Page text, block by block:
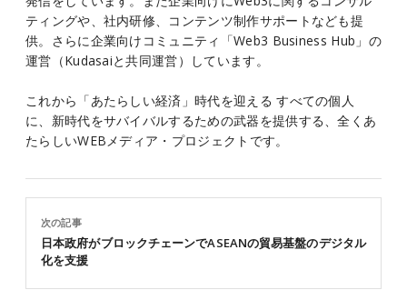
ティングや、社内研修、コンテンツ制作サポートなども提
供。さらに企業向けコミュニティ「Web3 Business Hub」の
運営（Kudasaiと共同運営）しています。
これから「あたらしい経済」時代を迎える すべての個人
に、新時代をサバイバルするための武器を提供する、全くあ
たらしいWEBメディア・プロジェクトです。
次の記事
日本政府がブロックチェーンでASEANの貿易基盤のデジタル
化を支援